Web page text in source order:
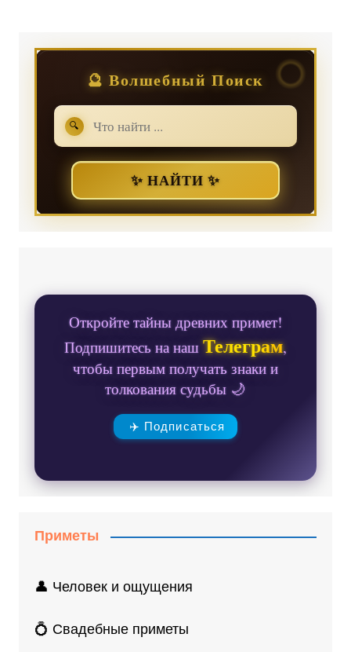
🔮 Волшебный Поиск
🔍
✨ НАЙТИ ✨
Откройте тайны древних примет!
Подпишитесь на нашТелеграм,
чтобы первым получать знаки и
толкования судьбы 🌙
✈️ Подписаться
Приметы
👤 Человек и ощущения
💍 Свадебные приметы